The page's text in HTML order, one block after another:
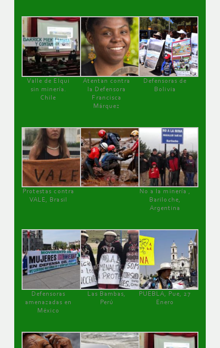
Valle de Elqui
sin minería.
Chile
Atentan contra
la Defensora
Francisca
Márquez
Defensoras de
Bolivia
Protestas contra
VALE, Brasil
No a la minería ,
Bariloche,
Argentina
Defensoras
amenazadas en
México
Las Bambas,
Perú
PUEBLA, Pue, 27
Enero